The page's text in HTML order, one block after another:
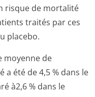
risque de mortalité
traités par ces
placebo.
moyenne de
a été de 4,5 % dans le
à2,6 % dans le